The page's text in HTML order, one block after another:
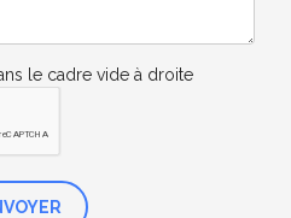
le cadre vide à droite